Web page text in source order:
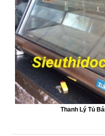
Thanh Lý Tủ